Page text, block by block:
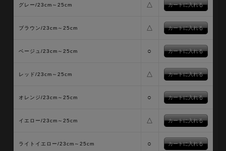
グレー/23cm～25cm △
ブラウン/23cm～25cm △
ベージュ/23cm～25cm ○
レッド/23cm～25cm △
オレンジ/23cm～25cm ○
イエロー/23cm～25cm △
ライトイエロー/23cm～25cm ○